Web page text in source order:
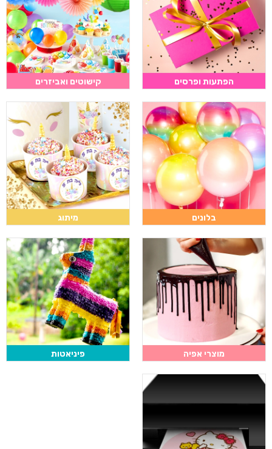
הפתעות ופרסים קישוטים ואביזרים
בלונים מיתוג
מוצרי אפיה פיניאטות